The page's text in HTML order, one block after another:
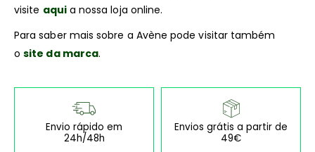
visite aquia nossa loja online.
Para saber mais sobre a Avène pode visitar também
osite da marca.
Envio rápido em
24h/48h
Envios grátis a partir de
49€